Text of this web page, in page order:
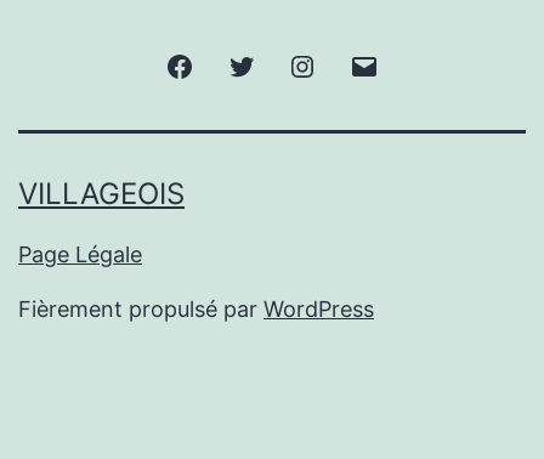
FacebookTwitter Instagram
VILLAGEOIS
Page Légale
Fièrement propulsé par WordPress